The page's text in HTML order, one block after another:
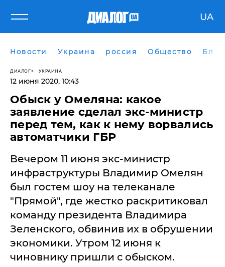
UA
Новости Украина россия Общество
ДИАЛОГ УКРАИНА
12 июня 2020, 10:43
​Обыск у Омеляна: какое
заявление сделал экс-министр
перед тем, как к нему ворвались
автоматчики ГБР
Вечером 11 июня экс-министр
инфраструктуры Владимир Омелян
был гостем шоу на телеканале
"Прямой", где жестко раскритиковал
команду президента Владимира
Зеленского, обвинив их в обрушении
экономики. Утром 12 июня к
чиновнику пришли с обыском.